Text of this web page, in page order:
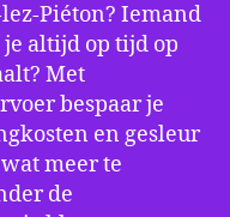
Piéton? Iemand
altijd op tijd op
Met
bespaar je
en gesleur
meer te
de